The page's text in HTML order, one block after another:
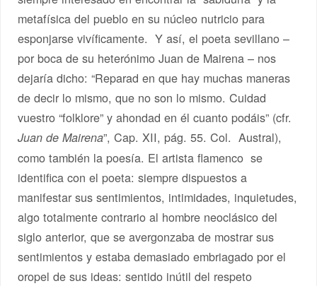
metafísica del pueblo en su núcleo nutricio para
esponjarse vivíficamente. Y así, el poeta sevillano –
por boca de su heterónimo Juan de Mairena – nos
dejaría dicho: “Reparad en que hay muchas maneras
de decir lo mismo, que no son lo mismo. Cuidad
vuestro “folklore” y ahondad en él cuanto podáis” (cfr.
Juan de Mairena”, Cap. XII, pág. 55. Col. Austral),
como también la poesía. El artista flamenco se
identifica con el poeta: siempre dispuestos a
manifestar sus sentimientos, intimidades, inquietudes,
algo totalmente contrario al hombre neoclásico del
siglo anterior, que se avergonzaba de mostrar sus
sentimientos y estaba demasiado embriagado por el
oropel de sus ideas: sentido inútil del respeto